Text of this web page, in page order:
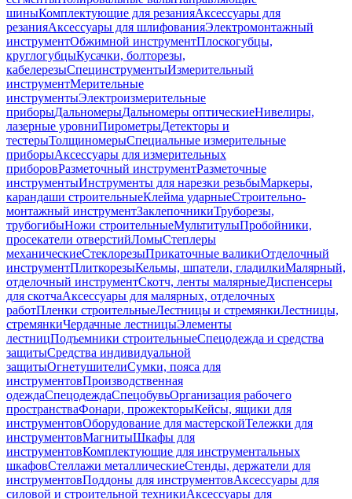
шиныКомплектующие для резанияАксессуары для
резанияАксессуары для шлифованияЭлектромонтажный
инструментОбжимной инструментПлоскогубцы,
круглогубцыКусачки, болторезы,
кабелерезыСпецинструментыИзмерительный
инструментМерительные
инструментыЭлектроизмерительные
приборыДальномерыДальномеры оптическиеНивелиры,
лазерные уровниПирометрыДетекторы и
тестерыТолщиномерыСпециальные измерительные
приборыАксессуары для измерительных
приборовРазметочный инструментРазметочные
инструментыИнструменты для нарезки резьбыМаркеры,
карандаши строительныеКлейма ударныеСтроительно-
монтажный инструментЗаклепочникиТруборезы,
трубогибыНожи строительныеМультитулыПробойники,
просекатели отверстийЛомыСтеплеры
механическиеСтеклорезыПрикаточные валикиОтделочный
инструментПлиткорезыКельмы, шпатели, гладилкиМалярный,
отделочный инструментСкотч, ленты малярныеДиспенсеры
для скотчаАксессуары для малярных, отделочных
работПленки строительныеЛестницы и стремянкиЛестницы,
стремянкиЧердачные лестницыЭлементы
лестницПодъемники строительныеСпецодежда и средства
защитыСредства индивидуальной
защитыОгнетушителиСумки, пояса для
инструментовПроизводственная
одеждаСпецодеждаСпецобувьОрганизация рабочего
пространстваФонари, прожекторыКейсы, ящики для
инструментовОборудование для мастерскойТележки для
инструментовМагнитыШкафы для
инструментовКомплектующие для инструментальных
шкафовСтеллажи металлическиеСтенды, держатели для
инструментовПоддоны для инструментовАксессуары для
силовой и строительной техникиАксессуары для